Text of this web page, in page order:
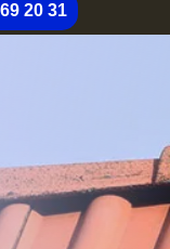
20 31